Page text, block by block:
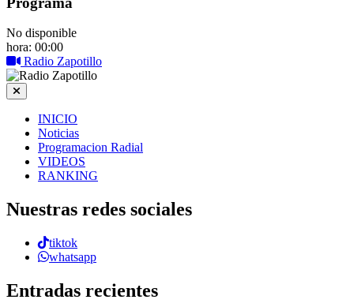
No disponible
hora: 00:00
Radio Zapotillo
INICIO
Noticias
Programacion Radial
VIDEOS
RANKING
Nuestras redes sociales
tiktok
whatsapp
Entradas recientes